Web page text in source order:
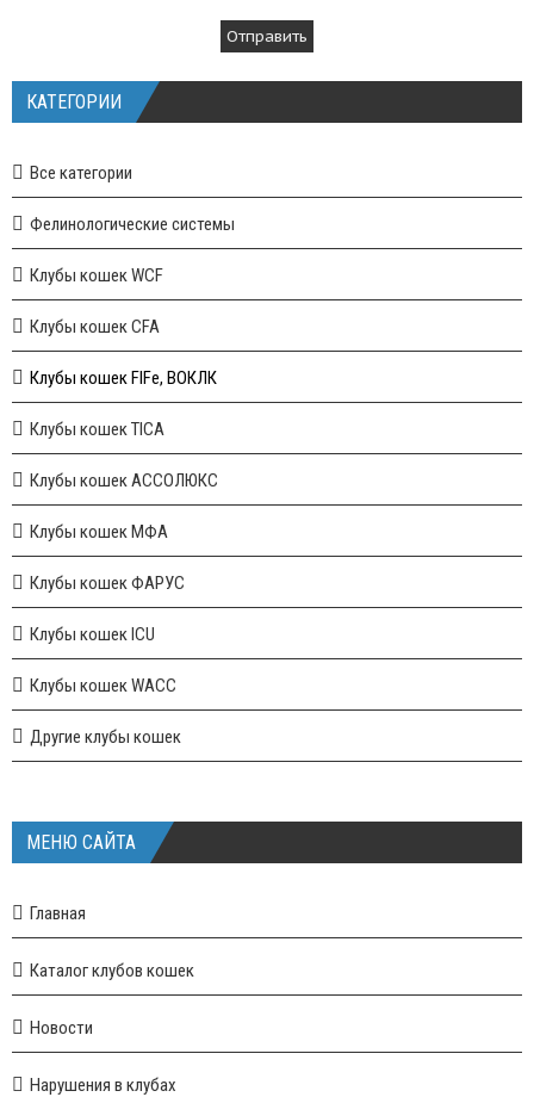
КАТЕГОРИИ
Все категории
Фелинологические системы
Клубы кошек WCF
Клубы кошек CFA
Клубы кошек FIFe, ВОКЛК
Клубы кошек TICA
Клубы кошек АССОЛЮКС
Клубы кошек МФА
Клубы кошек ФАРУС
Клубы кошек ICU
Клубы кошек WACC
Другие клубы кошек
МЕНЮ САЙТА
Главная
Каталог клубов кошек
Новости
Нарушения в клубах